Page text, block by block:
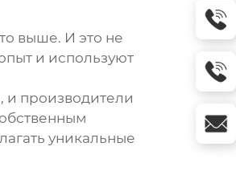
выше. И это не
и используют
и производители
уникальные